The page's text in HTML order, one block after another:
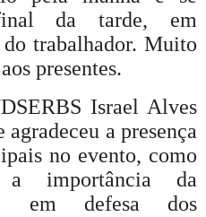
da tarde, em
trabalhador. Muito
presentes.
Israel Alves
a presença
no evento, como
a importância da
em defesa dos